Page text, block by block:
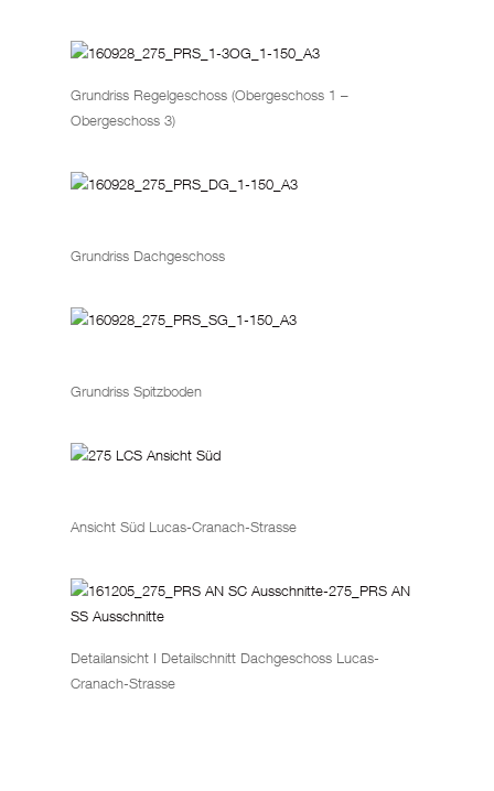
Grundriss Regelgeschoss (Obergeschoss 1 –
Obergeschoss 3)
Grundriss Dachgeschoss
Grundriss Spitzboden
Ansicht Süd Lucas-Cranach-Strasse
Detailansicht I Detailschnitt Dachgeschoss Lucas-
Cranach-Strasse